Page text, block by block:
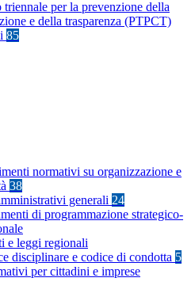
triennale per la prevenzione della
e della trasparenza (PTPCT)
85
normativi su organizzazione e
38
generali 24
di programmazione strategico-
e leggi regionali
disciplinare e codice di condotta 5
per cittadini e imprese